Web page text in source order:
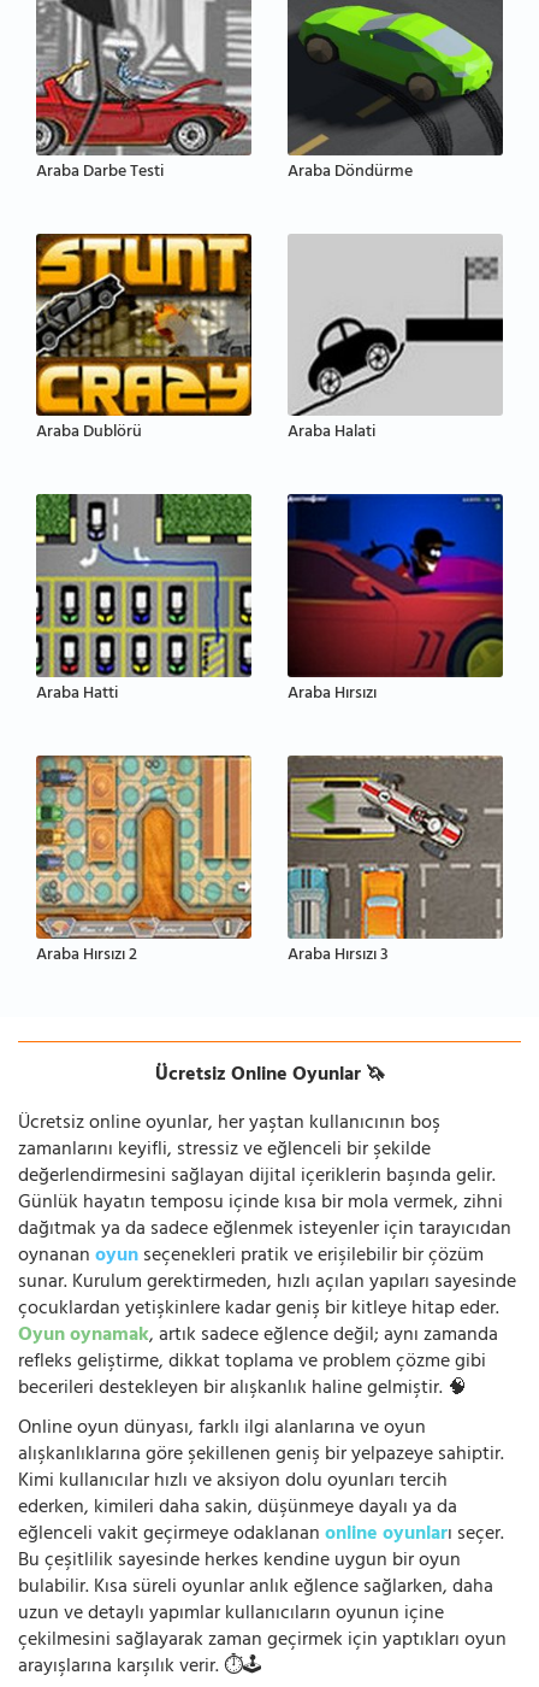
Araba Darbe Testi Araba Döndürme
Araba Dublörü Araba Halati
Araba Hatti Araba Hırsızı
Araba Hırsızı 2 Araba Hırsızı 3
Ücretsiz Online Oyunlar 🦄
Ücretsiz online oyunlar, her yaştan kullanıcının boş
zamanlarını keyifli, stressiz ve eğlenceli bir şekilde
değerlendirmesini sağlayan dijital içeriklerin başında gelir.
Günlük hayatın temposu içinde kısa bir mola vermek, zihni
dağıtmak ya da sadece eğlenmek isteyenler için tarayıcıdan
oynananoyunseçenekleri pratik ve erişilebilir bir çözüm
sunar. Kurulum gerektirmeden, hızlı açılan yapıları sayesinde
çocuklardan yetişkinlere kadar geniş bir kitleye hitap eder.
Oyun oynamak, artık sadece eğlence değil; aynı zamanda
refleks geliştirme, dikkat toplama ve problem çözme gibi
becerileri destekleyen bir alışkanlık haline gelmiştir. 🧠
Online oyun dünyası, farklı ilgi alanlarına ve oyun
alışkanlıklarına göre şekillenen geniş bir yelpazeye sahiptir.
Kimi kullanıcılar hızlı ve aksiyon dolu oyunları tercih
ederken, kimileri daha sakin, düşünmeye dayalı ya da
eğlenceli vakit geçirmeye odaklananonline oyunları seçer.
Bu çeşitlilik sayesinde herkes kendine uygun bir oyun
bulabilir. Kısa süreli oyunlar anlık eğlence sağlarken, daha
uzun ve detaylı yapımlar kullanıcıların oyunun içine
çekilmesini sağlayarak zaman geçirmek için yaptıkları oyun
arayışlarına karşılık verir. ⏱️🕹️